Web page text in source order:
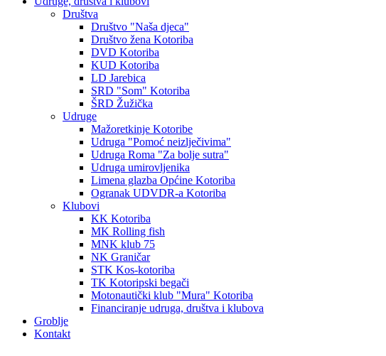
Društva
Društvo "Naša djeca"
Društvo žena Kotoriba
DVD Kotoriba
KUD Kotoriba
LD Jarebica
SRD "Som" Kotoriba
ŠRD Žužička
Udruge
Mažoretkinje Kotoribe
Udruga "Pomoć neizlječivima"
Udruga Roma "Za bolje sutra"
Udruga umirovljenika
Limena glazba Općine Kotoriba
Ogranak UDVDR-a Kotoriba
Klubovi
KK Kotoriba
MK Rolling fish
MNK klub 75
NK Graničar
STK Kos-kotoriba
TK Kotoripski begači
Motonautički klub "Mura" Kotoriba
Financiranje udruga, društva i klubova
Groblje
Kontakt